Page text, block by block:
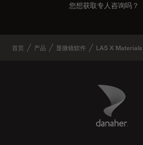
您想获取专人咨询吗？
首页 产品 显微镜软件 LAS X
Danaher